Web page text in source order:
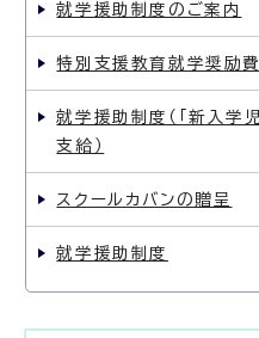
就学援助制度のご案内
特別支援教育就学奨励
就学援助制度（「新入学
支給）
スクールカバンの贈呈
就学援助制度